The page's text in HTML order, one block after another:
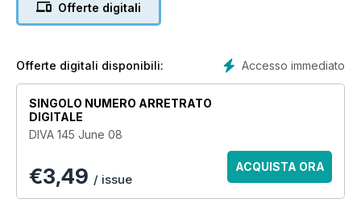
Offerte digitali
Accesso immediato
Offerte digitali disponibili:
SINGOLO NUMERO ARRETRATO
DIGITALE
DIVA 145 June 08
€3,49 / issue
ACQUISTA ORA